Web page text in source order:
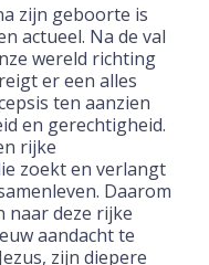
zijn geboorte is
actueel. Na de val
wereld richting
er een alles
ten aanzien
en gerechtigheid.
rijke
zoekt en verlangt
Daarom
naardeze rijke
aandacht te
zijn diepere